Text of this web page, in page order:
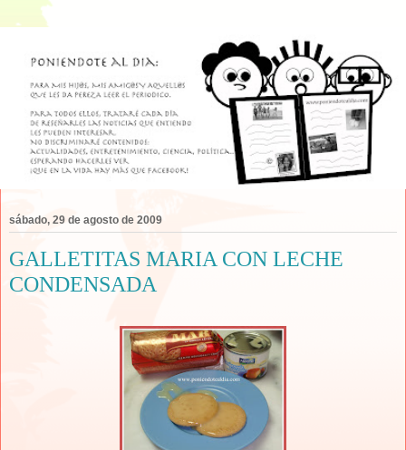
sábado, 29 de agosto de 2009
GALLETITAS MARIA CON LECHE
CONDENSADA